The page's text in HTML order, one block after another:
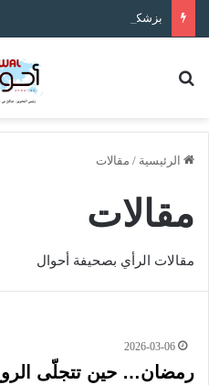
بزشكيان يتعهد بالصمود ويعلن:
الرئيسية / مقالات
مقالات
مقالات الرأي بصحيفة أحوال
2026-03-06
رمضان… حين تتجلّى